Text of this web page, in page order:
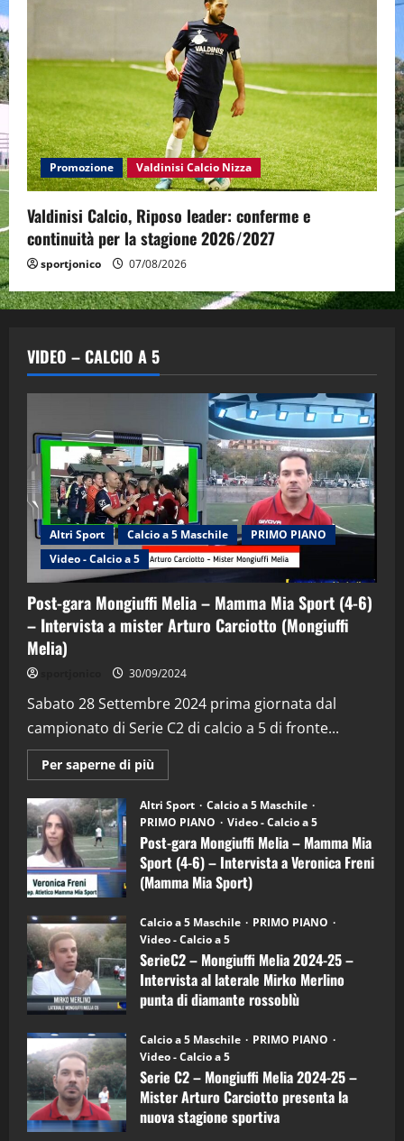
Promozione Valdinisi Calcio Nizza
Valdinisi Calcio, Riposo leader: conferme e
continuità per la stagione 2026/2027
sportjonico 07/08/2026
VIDEO – CALCIO A 5
Altri Sport Calcio a 5 Maschile
PRIMO PIANO
Video - Calcio a 5
Post-gara Mongiuffi Melia – Mamma Mia Sport (4-6)
– Intervista a mister Arturo Carciotto (Mongiuffi
Melia)
30/09/2024
Sabato 28 Settembre 2024 prima giornata dal
campionato di Serie C2 di calcio a 5 di fronte...
Per saperne di più
informazioni
Post-
gara
Mongiuffi
Melia
–
Mamma
Mia
Sport
6)
–
Intervista
a
mister
Arturo
Carciotto
(Mongiuffi
Altri Sport
Calcio a 5 Maschile
PRIMO PIANO
Video - Calcio a 5
Post-gara Mongiuffi Melia – Mamma Mia
Sport (4-6) – Intervista a Veronica Freni
(Mamma Mia Sport)
Calcio a 5 Maschile
PRIMO PIANO
Video - Calcio a 5
SerieC2 – Mongiuffi Melia 2024-25 –
Intervista al laterale Mirko Merlino
punta di diamante rossoblù
Calcio a 5 Maschile
PRIMO PIANO
Video - Calcio a 5
Serie C2 – Mongiuffi Melia 2024-25 –
Mister Arturo Carciotto presenta la
nuova stagione sportiva
2
“SportEmpire” in Podcast: 29^ Puntata
(Martedi 28 Aprile 2026)
28/04/2026
3
"SportEmpire" in Podcast
“SportEmpire” in Podcast: 28^ Puntata
(Martedi 21 Aprile 2026)
21/04/2026
4
“SportEmpire” in Podcast: 27^ Puntata
(Martedi 14 Aprile 2026)
15/04/2026
5
“SportEmpire” in Podcast: 26^ Puntata
(Martedi 07 Aprile 2026)
08/04/2026